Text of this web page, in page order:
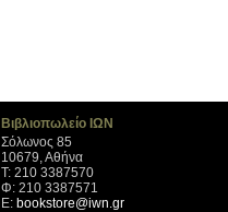
Βιβλιοπωλείο ΙΩΝ
Σόλωνος 85
10679, Αθήνα
Τ: 210 3387570
Φ: 210 3387571
Ε: bookstore@iwn.gr